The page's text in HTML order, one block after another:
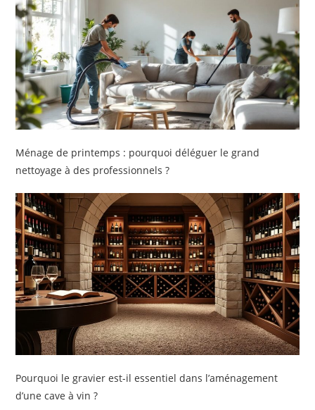
Ménage de printemps : pourquoi déléguer le grand
nettoyage à des professionnels ?
Pourquoi le gravier est-il essentiel dans l’aménagement
d’une cave à vin ?